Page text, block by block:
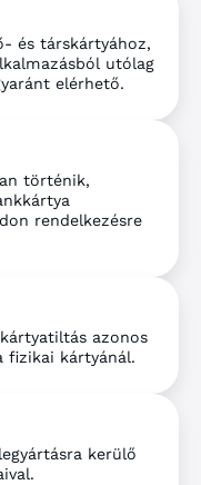
és társkártyához,
utólag
elérhető.
történik,
rendelkezésre
azonos
kártyánál.
kerülő